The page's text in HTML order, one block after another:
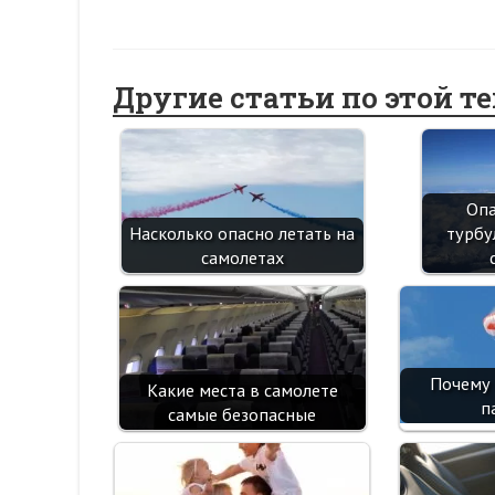
Другие статьи по этой
Насколько опасно летать на
самолетах
Какие места в самолете
самые безопасные
Почему